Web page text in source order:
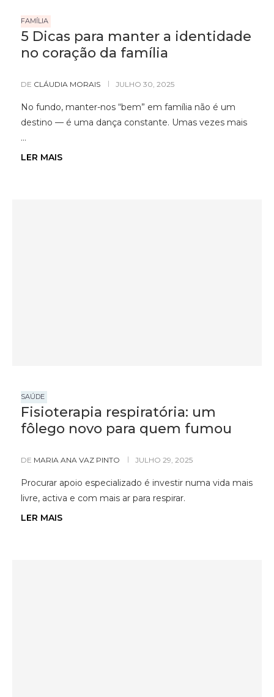
FAMÍLIA
5 Dicas para manter a identidade
no coração da família
DE CLÁUDIA MORAIS JULHO 30, 2025
No fundo, manter-nos “bem” em família não é um
destino — é uma dança constante. Umas vezes mais
…
LER MAIS
SAÚDE
Fisioterapia respiratória: um
fôlego novo para quem fumou
DE MARIA ANA VAZ PINTO JULHO 29, 2025
Procurar apoio especializado é investir numa vida mais
livre, activa e com mais ar para respirar.
LER MAIS